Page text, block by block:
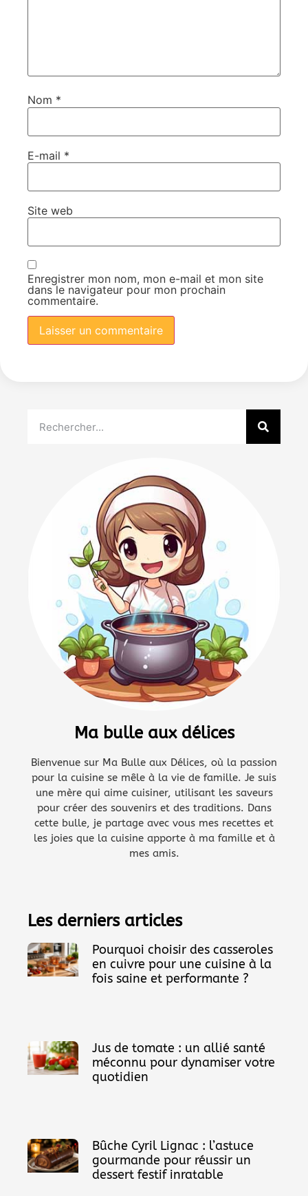
Nom *
E-mail *
Site web
Enregistrer mon nom, mon e-mail et mon site
dans le navigateur pour mon prochain
commentaire.
Ma bulle aux délices
Bienvenue sur Ma Bulle aux Délices, où la passion
pour la cuisine se mêle à la vie de famille. Je suis
une mère qui aime cuisiner, utilisant les saveurs
pour créer des souvenirs et des traditions. Dans
cette bulle, je partage avec vous mes recettes et
les joies que la cuisine apporte à ma famille et à
mes amis.
Les derniers articles
Pourquoi choisir des casseroles
en cuivre pour une cuisine à la
fois saine et performante ?
Jus de tomate : un allié santé
méconnu pour dynamiser votre
quotidien
Bûche Cyril Lignac : l’astuce
gourmande pour réussir un
dessert festif inratable